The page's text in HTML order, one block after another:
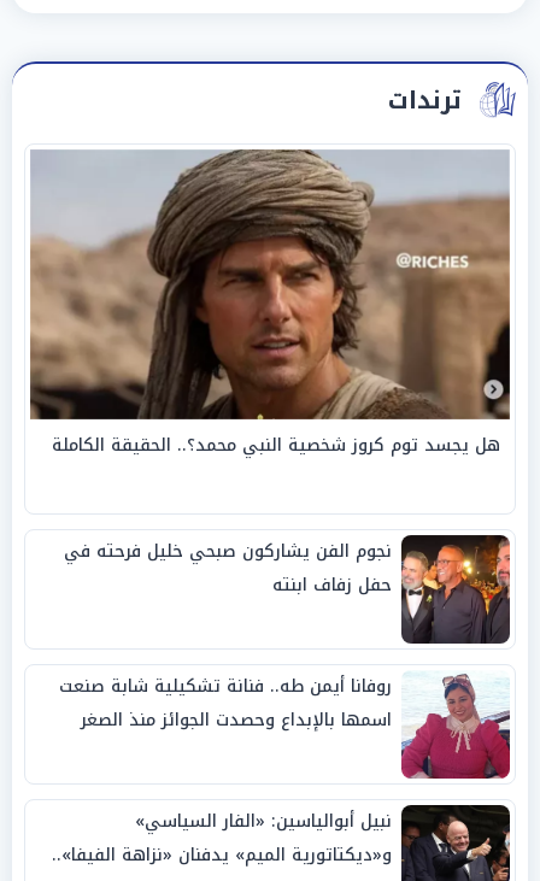
ترندات
هل يجسد توم كروز شخصية النبي محمد؟.. الحقيقة الكاملة
نجوم الفن يشاركون صبحي خليل فرحته في
حفل زفاف ابنته
روفانا أيمن طه.. فنانة تشكيلية شابة صنعت
اسمها بالإبداع وحصدت الجوائز منذ الصغر
نبيل أبوالياسين: «الفار السياسي»
و«ديكتاتورية الميم» يدفنان «نزاهة الفيفا»..